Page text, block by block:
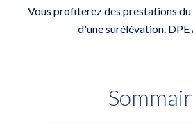
Vous profiterez des prestations du
d'une surélévation. DPE